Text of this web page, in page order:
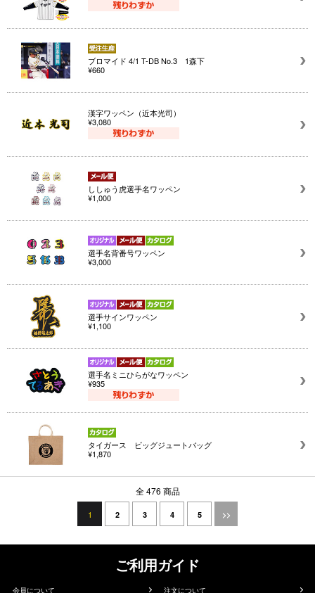
ブロマイド 4/1 T-DB No.3 1森下
¥660
漢字ワッペン（近本光司）
¥3,080
ししゅう虎選手名ワッペン
¥1,000
選手名背番号ワッペン
¥3,000
選手サインワッペン
¥1,100
選手名ミニひらがなワッペン
¥935
タイガース ビッグジュートバッグ
¥1,870
全 476 商品
1 2 3 4 5 >>
ご利用ガイド
会員について 注文について